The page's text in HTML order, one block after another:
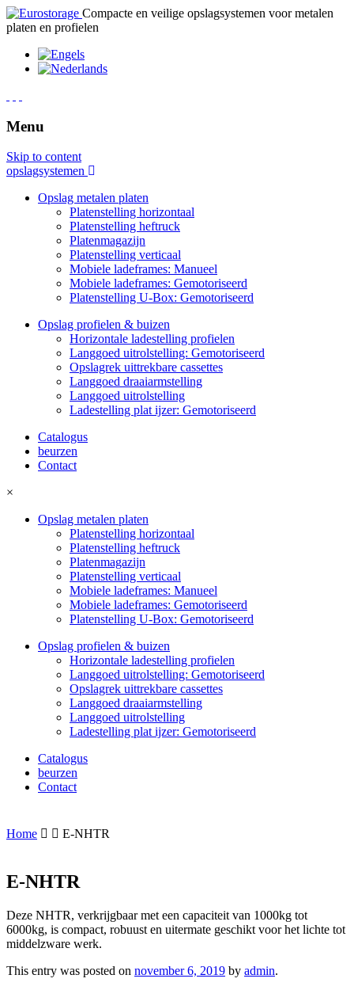
Compacte en veilige opslagsystemen voor metalen
platen en profielen
Menu
Skip to content
opslagsystemen
Opslag metalen platen
Platenstelling horizontaal
Platenstelling heftruck
Platenmagazijn
Platenstelling verticaal
Mobiele ladeframes: Manueel
Mobiele ladeframes: Gemotoriseerd
Platenstelling U-Box: Gemotoriseerd
Opslag profielen & buizen
Horizontale ladestelling profielen
Langgoed uitrolstelling: Gemotoriseerd
Opslagrek uittrekbare cassettes
Langgoed draaiarmstelling
Langgoed uitrolstelling
Ladestelling plat ijzer: Gemotoriseerd
Catalogus
beurzen
Contact
×
Opslag metalen platen
Platenstelling horizontaal
Platenstelling heftruck
Platenmagazijn
Platenstelling verticaal
Mobiele ladeframes: Manueel
Mobiele ladeframes: Gemotoriseerd
Platenstelling U-Box: Gemotoriseerd
Opslag profielen & buizen
Horizontale ladestelling profielen
Langgoed uitrolstelling: Gemotoriseerd
Opslagrek uittrekbare cassettes
Langgoed draaiarmstelling
Langgoed uitrolstelling
Ladestelling plat ijzer: Gemotoriseerd
Catalogus
beurzen
Contact
Home E-NHTR
E-NHTR
Deze NHTR, verkrijgbaar met een capaciteit van 1000kg tot
6000kg, is compact, robuust en uitermate geschikt voor het lichte tot
middelzware werk.
This entry was posted on november 6, 2019 by admin.